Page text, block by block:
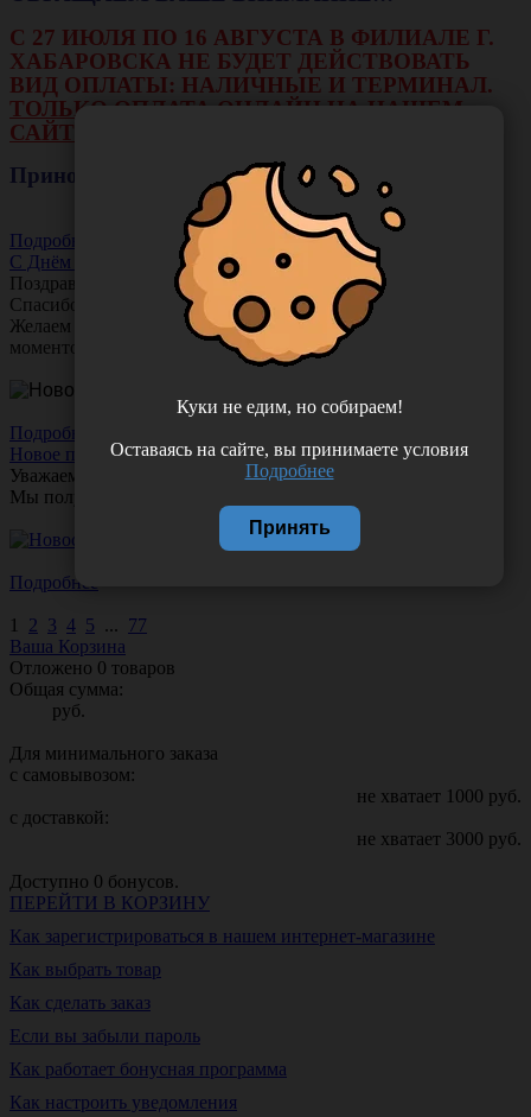
С 27 ИЮЛЯ ПО 16 АВГУСТА В ФИЛИАЛЕ Г.
ХАБАРОВСКА НЕ БУДЕТ ДЕЙСТВОВАТЬ
ВИД ОПЛАТЫ: НАЛИЧНЫЕ И ТЕРМИНАЛ.
ТОЛЬКО ОПЛАТА ОНЛАЙН НА НАШЕМ
САЙТЕ ИЛИ ЧЕРЕЗ РАСЧЕТНЫЙ СЧЕТ.
Приносим свои извинения!
Подробнее
С Днём Акушера-Гинеколога!
Поздравляем с Днём Акушера-Гинеколога!
Спасибо за ваш труд, заботу и тепло!
Желаем вам любви, здоровья и множество счастливых
моментов!
Подробнее
Новое поступление!
Уважаемые клиенты!
Мы получили новое поступление шприцев
Подробнее
1 2 3 4 5 ... 77
Ваша Корзина
Отложено 0 товаров
Общая сумма:
руб.
Для минимального заказа
с самовывозом:
не хватает 1000 руб.
с доставкой:
не хватает 3000 руб.
Доступно 0 бонусов.
ПЕРЕЙТИ В КОРЗИНУ
Как зарегистрироваться в нашем интернет-магазине
Как выбрать товар
Как сделать заказ
Если вы забыли пароль
Как работает бонусная программа
Как настроить уведомления
Куки не едим, но собираем!
Оставаясь на сайте, вы принимаете условия
Подробнее
Принять